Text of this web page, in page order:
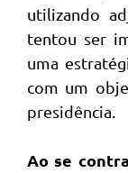
utilizando
tentou ser
uma
com um
presidência.
Ao se